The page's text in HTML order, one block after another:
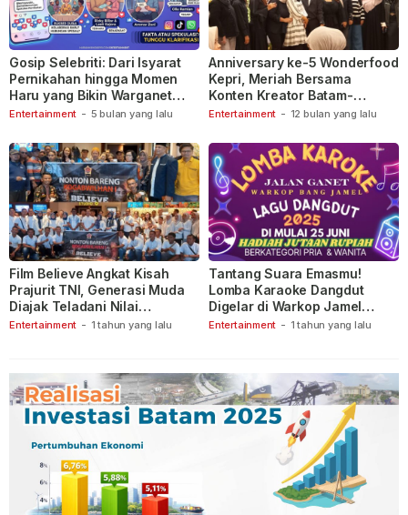
Entertainment - 5 bulan yang lalu
Gosip Selebriti: Dari Isyarat
Pernikahan hingga Momen
Haru yang Bikin Warganet
Berspekulasi
Entertainment - 12 bulan yang lalu
Anniversary ke-5 Wonderfood
Kepri, Meriah Bersama
Konten Kreator Batam-
Tanjungpinang
Entertainment - 1 tahun yang lalu
Film Believe Angkat Kisah
Prajurit TNI, Generasi Muda
Diajak Teladani Nilai
Keberanian
Entertainment - 1 tahun yang lalu
Tantang Suara Emasmu!
Lomba Karaoke Dangdut
Digelar di Warkop Jamel
Ganet